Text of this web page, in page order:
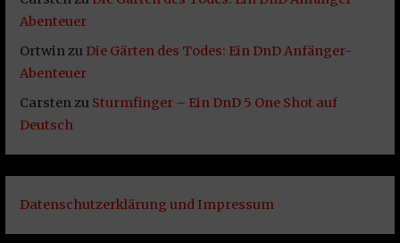
Abenteuer
Ortwinzu Die Gärten des Todes: Ein DnD Anfänger-
Abenteuer
Carstenzu Sturmfinger – Ein DnD 5 One Shot auf
Deutsch
Datenschutzerklärung und Impressum